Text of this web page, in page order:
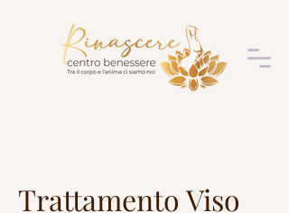
Trattamento Viso